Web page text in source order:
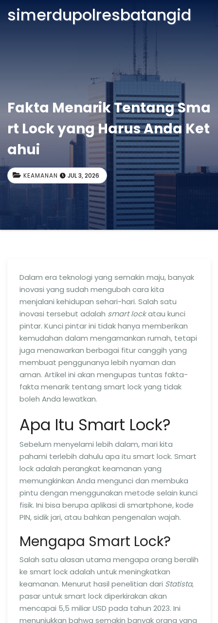
simerdupolresbatangid
Fakta Menarik Tentang Sma
rt Lock yang Harus Anda Ket
ahui
KEAMANAN JUL 3, 2026
Dalam era teknologi yang semakin maju, banyak
inovasi yang sudah mengubah cara kita
menjalani kehidupan sehari-hari. Salah satu
inovasi tersebut adalah smart lockatau kunci
pintar. Kunci pintar ini tidak hanya memberikan
kemudahan dalam mengamankan rumah, tetapi
juga menawarkan berbagai fitur canggih yang
membuat penggunanya lebih nyaman dan
aman. Artikel ini akan mengupas tuntas fakta-
fakta menarik tentang smart lock yang tidak
boleh Anda lewatkan.
Apa Itu Smart Lock?
Sebelum menyelami lebih dalam, mari kita
pahami terlebih dahulu apa itu smart lock. Smart
lock adalah perangkat keamanan yang
memungkinkan Anda mengunci dan membuka
pintu dengan menggunakan metode selain kunci
fisik. Ini bisa berupa aplikasi di smartphone, kode
PIN, sidik jari, atau bahkan pengenalan wajah.
Mengapa Smart Lock?
Salah satu alasan utama mengapa orang beralih
ke smart lock adalah untuk meningkatkan
keamanan. Menurut hasil penelitian dari Statista,
pasar untuk smart lock diperkirakan akan
mencapai 5,5 miliar USD pada tahun 2023. Ini
menunjukkan bahwa semakin banyak orang yang